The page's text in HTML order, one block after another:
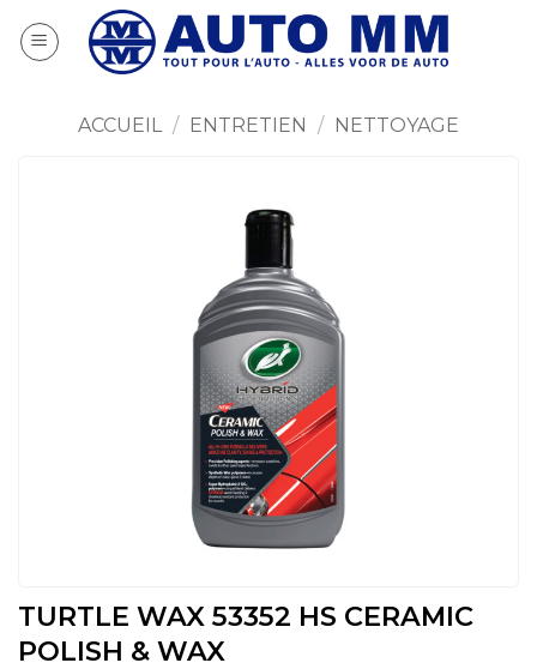
au
ACCUEIL / ENTRETIEN / NETTOYAGE
TURTLE WAX 53352 HS CERAMIC
POLISH & WAX